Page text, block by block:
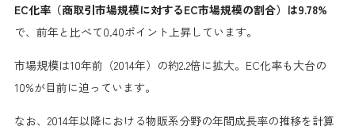
EC化率（商取引市場規模に対するEC市場規模の割合）は9.78%
で、前年と比べて0.40ポイント上昇しています。
市場規模は10年前（2014年）の約2.2倍に拡大。EC化率も大台の
10%が目前に迫っています。
なお、2014年以降における物販系分野の年間成長率の推移を計算